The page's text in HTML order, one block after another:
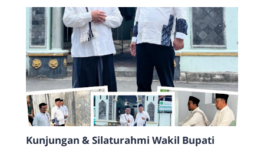
Kunjungan & Silaturahmi Wakil Bupati